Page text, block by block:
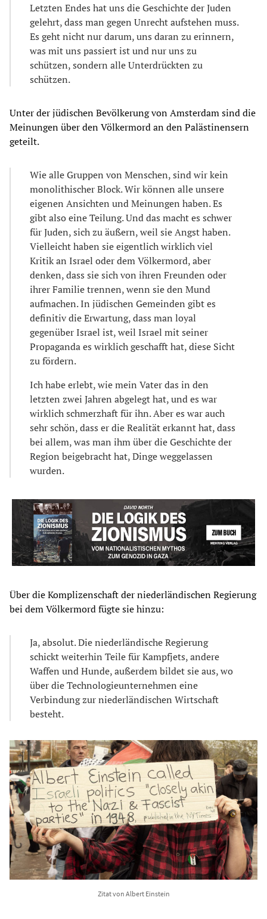
Letzten Endes hat uns die Geschichte der Juden
gelehrt, dass man gegen Unrecht aufstehen muss.
Es geht nicht nur darum, uns daran zu erinnern,
was mit uns passiert ist und nur uns zu
schützen, sondern alle Unterdrückten zu
schützen.
Unter der jüdischen Bevölkerung von Amsterdam sind die
Meinungen über den Völkermord an den Palästinensern
geteilt.
Wie alle Gruppen von Menschen, sind wir kein
monolithischer Block. Wir können alle unsere
eigenen Ansichten und Meinungen haben. Es
gibt also eine Teilung. Und das macht es schwer
für Juden, sich zu äußern, weil sie Angst haben.
Vielleicht haben sie eigentlich wirklich viel
Kritik an Israel oder dem Völkermord, aber
denken, dass sie sich von ihren Freunden oder
ihrer Familie trennen, wenn sie den Mund
aufmachen. In jüdischen Gemeinden gibt es
definitiv die Erwartung, dass man loyal
gegenüber Israel ist, weil Israel mit seiner
Propaganda es wirklich geschafft hat, diese Sicht
zu fördern.
Ich habe erlebt, wie mein Vater das in den
letzten zwei Jahren abgelegt hat, und es war
wirklich schmerzhaft für ihn. Aber es war auch
sehr schön, dass er die Realität erkannt hat, dass
bei allem, was man ihm über die Geschichte der
Region beigebracht hat, Dinge weggelassen
wurden.
Über die Komplizenschaft der niederländischen Regierung
bei dem Völkermord fügte sie hinzu:
Ja, absolut. Die niederländische Regierung
schickt weiterhin Teile für Kampfjets, andere
Waffen und Hunde, außerdem bildet sie aus, wo
über die Technologieunternehmen eine
Verbindung zur niederländischen Wirtschaft
besteht.
Zitat von Albert Einstein